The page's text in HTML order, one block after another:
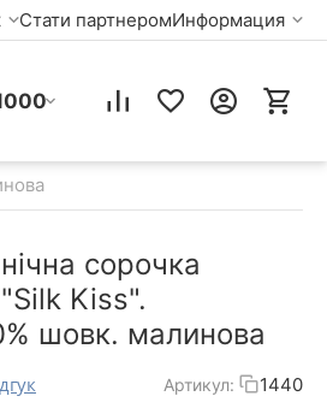
Стати партнеромИнформация
сорочка
Kiss".
шовк. малинова
Артикул: 1440